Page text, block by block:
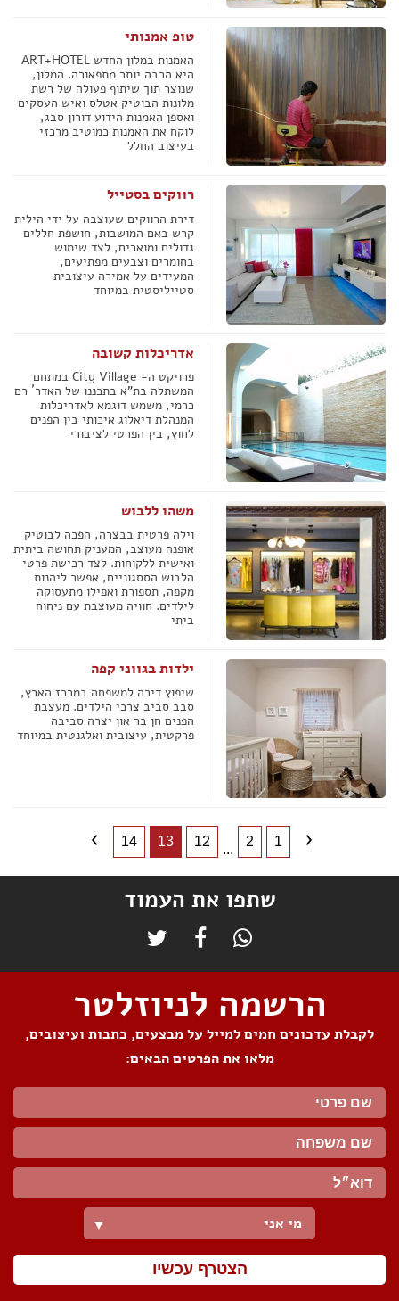
טופ אמנותי
האמנות במלון החדש ART+HOTEL
היא הרבה יותר מתפאורה. המלון,
שנוצר תוך שיתוף פעולה של רשת
מלונות הבוטיק אטלס ואיש העסקים
ואספן האמנות הידוע דורון סבג,
לוקח את האמנות כמוטיב מרכזי
בעיצוב החלל
רווקים בסטייל
דירת הרווקים שעוצבה על ידי הילית
קרש באם המושבות, חושפת חללים
גדולים ומוארים, לצד שימוש
בחומרים וצבעים מפתיעים,
המעידים על אמירה עיצובית
סטייליסטית במיוחד
אדריכלות קשובה
פרויקט ה- City Village במתחם
המשתלה בת"א בתכננו של האדר´ רם
כרמי, משמש דוגמא לאדריכלות
המנהלת דיאלוג איכותי בין הפנים
לחוץ, בין הפרטי לציבורי
משהו ללבוש
וילה פרטית בבצרה, הפכה לבוטיק
אופנה מעוצב, המעניק תחושה ביתית
ואישית ללקוחות. לצד רכישת פרטי
הלבוש הססגוניים, אפשר ליהנות
מקפה, תספורת ואפילו מתעסוקה
לילדים. חוויה מעוצבת עם ניחוח
ביתי
ילדות בגווני קפה
שיפוץ דירה למשפחה במרכז הארץ,
סבב סביב צרכי הילדים. מעצבת
הפנים חן בר און יצרה סביבה
פרקטית, עיצובית ואלגנטית במיוחד
1
2
...
12
13
14
שתפו את העמוד
הרשמה לניוזלטר
לקבלת עדכונים חמים למייל על מבצעים, כתבות ועיצובים,
מלאו את הפרטים הבאים:
מי אני ▼
הצטרף עכשיו